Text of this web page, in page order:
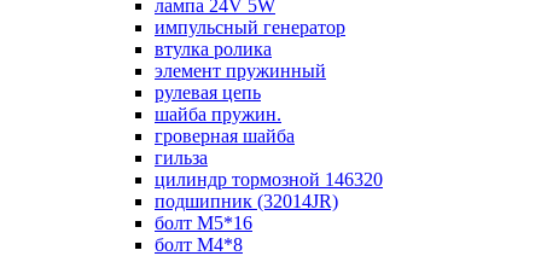
лампа 24V 5W
импульсный генератор
втулка ролика
элемент пружинный
рулевая цепь
шайба пружин.
гроверная шайба
гильза
цилиндр тормозной 146320
подшипник (32014JR)
болт М5*16
болт М4*8